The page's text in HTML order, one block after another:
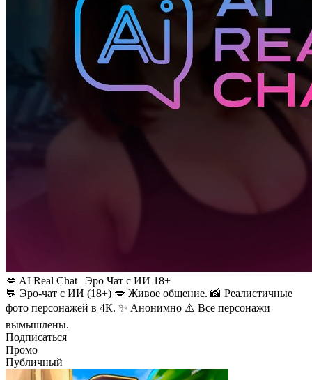
💋 AI Real Chat | Эро Чат с ИИ 18+
💬 Эро-чат с ИИ (18+) 💋 Живое общение. 📸 Реалистичные
фото персонажей в 4К. ✨ Анонимно ⚠️ Все персонажи
вымышлены.
Подписаться
Промо
Публичный